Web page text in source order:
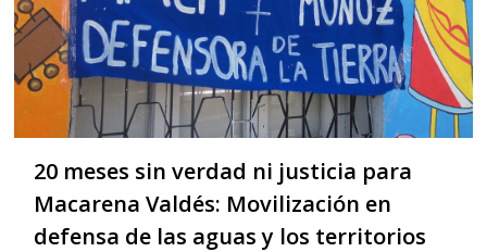
20 meses sin verdad ni justicia para
Macarena Valdés: Movilización en
defensa de las aguas y los territorios